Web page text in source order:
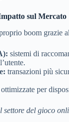
sul Mercato
boom grazie
sistemi di
transazioni più
per
settore del gioco